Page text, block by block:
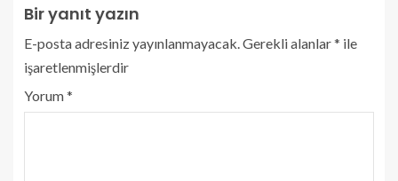
Bir yanıt yazın
E-posta adresiniz yayınlanmayacak. Gerekli alanlar* ile
işaretlenmişlerdir
Yorum*